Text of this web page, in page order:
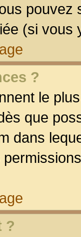
pouvez
(si vous
?
le
que
dans
?